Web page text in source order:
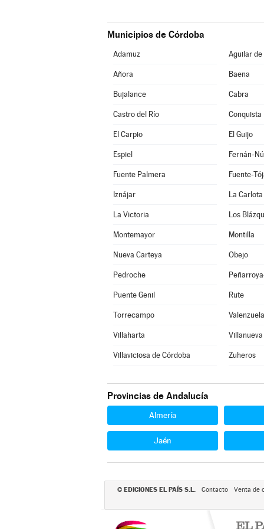
Municipios de Córdoba
Adamuz Aguilar de
Añora Baena
Bujalance Cabra
Castro del Río Conquista
El Carpio El Guijo
Espiel Fernán-
Fuente Palmera Fuente-
Iznájar La Carlota
La Victoria Los
Montemayor Montilla
Nueva Carteya Obejo
Pedroche
Puente Genil Rute
Torrecampo Valenzuela
Villaharta
Villaviciosa de Córdoba Zuheros
Provincias de Andalucía
Almería
Jaén
© EDICIONES EL PAÍS S.L. Contacto Venta de